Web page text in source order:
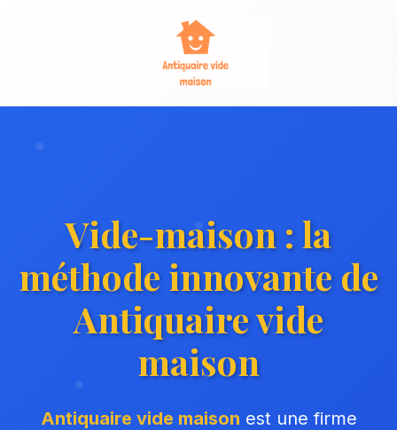
Vide-maison : la
méthode innovante de
Antiquaire vide
maison
Antiquaire vide maison est une firme